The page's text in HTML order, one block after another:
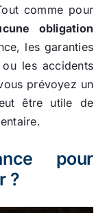
comme pour
obligation
les garanties
les accidents
prévoyez un
être utile de
pour
?